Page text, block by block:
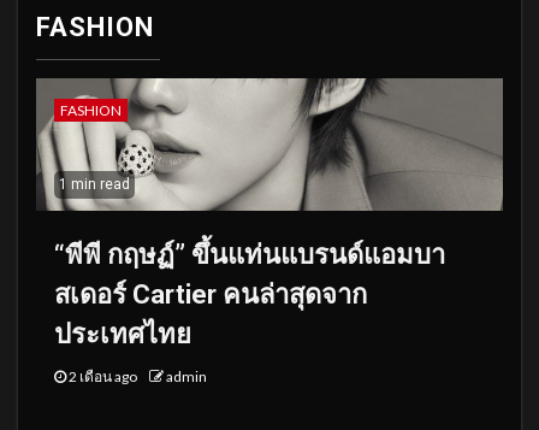
FASHION
FASHION
1 min read
“พีพี กฤษฏ์” ขึ้นแท่นแบรนด์แอมบา
สเดอร์ Cartier คนล่าสุดจาก
ประเทศไทย
2 เดือน ago admin